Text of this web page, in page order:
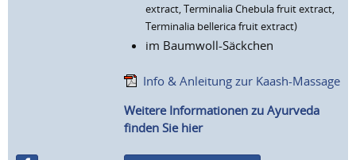
extract, Terminalia Chebula fruit extract,
Terminalia bellerica fruit extract)
im Baumwoll-Säckchen
Info & Anleitung zur Kaash-Massage
Weitere Informationen zu Ayurveda
finden Sie hier